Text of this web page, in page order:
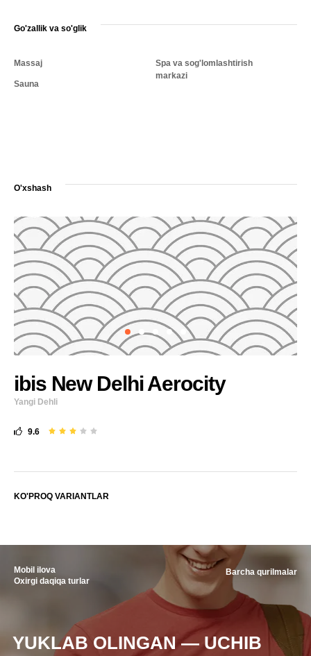
Go'zallik va so'glik
Massaj
Sauna
Spa va sog'lomlashtirish
markazi
O'xshash
ibis New Delhi Aerocity
Yangi Dehli
9.6
KO'PROQ VARIANTLAR
Mobil ilova
Oxirgi daqiqa turlar
YUKLAB OLINGAN — UCHIB
Barcha qurilmalar